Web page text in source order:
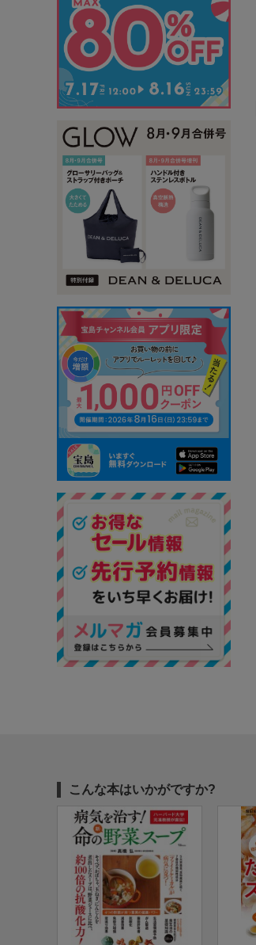
こんな本はいかがですか?